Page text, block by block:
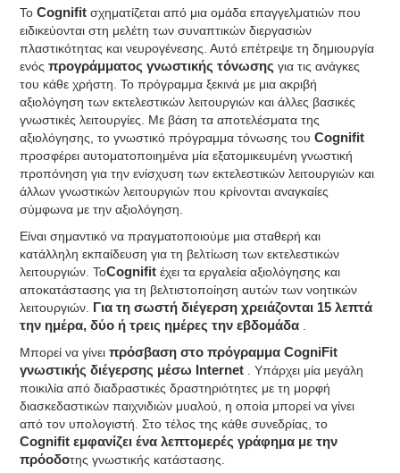
To Cognifitσχηματίζεται από μια ομάδα επαγγελματιών που
ειδικεύονται στη μελέτη των συναπτικών διεργασιών
πλαστικότητας και νευρογένεσης. Αυτό επέτρεψε τη δημιουργία
ενόςπρογράμματος γνωστικής τόνωσηςγια τις ανάγκες
του κάθε χρήστη. Το πρόγραμμα ξεκινά με μια ακριβή
αξιολόγηση των εκτελεστικών λειτουργιών και άλλες βασικές
γνωστικές λειτουργίες. Με βάση τα αποτελέσματα της
αξιολόγησης, το γνωστικό πρόγραμμα τόνωσης του Cognifit
προσφέρει αυτοματοποιημένα μία εξατομικευμένη γνωστική
προπόνηση για την ενίσχυση των εκτελεστικών λειτουργιών και
άλλων γνωστικών λειτουργιών που κρίνονται αναγκαίες
σύμφωνα με την αξιολόγηση.
Είναι σημαντικό να πραγματοποιούμε μια σταθερή και
κατάλληλη εκπαίδευση για τη βελτίωση των εκτελεστικών
λειτουργιών. ΤοCognifitέχει τα εργαλεία αξιολόγησης και
αποκατάστασης για τη βελτιστοποίηση αυτών των νοητικών
λειτουργιών. Για τη σωστή διέγερση χρειάζονται 15 λεπτά
την ημέρα, δύο ή τρεις ημέρες την εβδομάδα .
Μπορεί να γίνει πρόσβαση στο πρόγραμμα CogniFit
γνωστικής διέγερσης μέσω Internet . Υπάρχει μία μεγάλη
ποικιλία από διαδραστικές δραστηριότητες με τη μορφή
διασκεδαστικών παιχνιδιών μυαλού, η οποία μπορεί να γίνει
από τον υπολογιστή. Στο τέλος της κάθε συνεδρίας, το
Cognifit εμφανίζει ένα λεπτομερές γράφημα με την
πρόοδοτης γνωστικής κατάστασης.